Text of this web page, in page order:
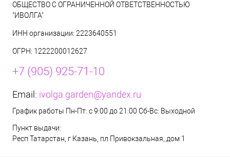
ОБЩЕСТВО С ОГРАНИЧЕННОЙ ОТВЕТСТВЕННОСТЬЮ
"ИВОЛГА"
ИНН организации: 2223640551
ОГРН: 1222200012627
+7 (905) 925-71-10
Email: ivolga.garden@yandex.ru
График работы Пн-Пт: с 9:00 до 21:00 Сб-Вс: Выходной
Пункт выдачи:
Респ Татарстан, г Казань, пл Привокзальная, дом 1